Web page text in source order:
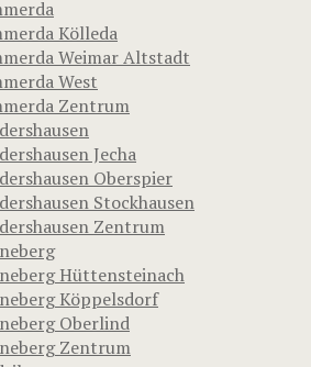
Kölleda
Weimar Altstadt
West
Zentrum
Jecha
Oberspier
Stockhausen
Zentrum
Hüttensteinach
Köppelsdorf
Oberlind
Zentrum